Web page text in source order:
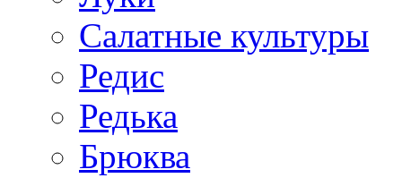
Салатные культуры
Редис
Редька
Брюква